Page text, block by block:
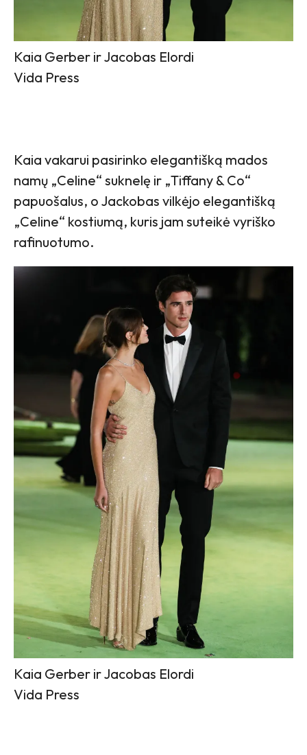
Kaia Gerber ir Jacobas Elordi
Vida Press
Kaia vakarui pasirinko elegantišką mados
namų „Celine“ suknelę ir „Tiffany & Co“
papuošalus, o Jackobas vilkėjo elegantišką
„Celine“ kostiumą, kuris jam suteikė vyriško
rafinuotumo.
Kaia Gerber ir Jacobas Elordi
Vida Press